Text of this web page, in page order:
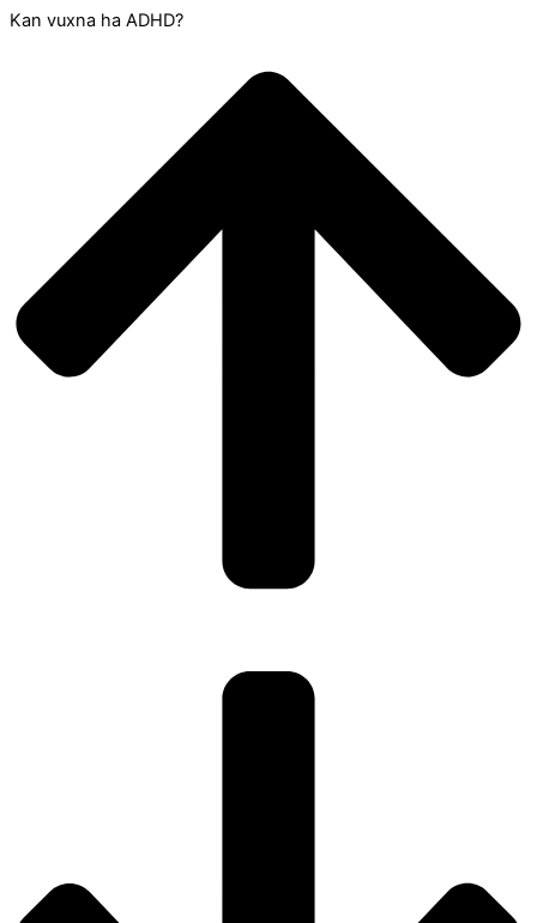
Kan vuxna ha ADHD?